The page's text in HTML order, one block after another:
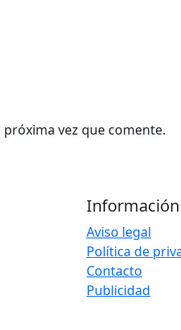
vez que comente.
Información
Aviso legal
Política de
Contacto
Publicidad